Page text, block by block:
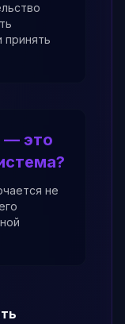
принять
— это
не